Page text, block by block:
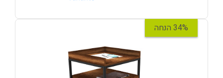
34% הנחה